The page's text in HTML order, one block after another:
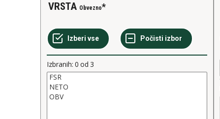
VRSTA Obvezno
Izbranih: 0 od 3